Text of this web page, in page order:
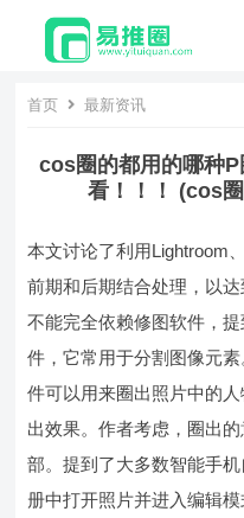
首页 最新资讯
cos圈的都用的哪种
看！！！ (cos
本文讨论了利用Lightroom
前期和后期结合处理，以
不能完全依赖修图软件，
件，它常用于分割图像元
件可以用来圈出照片中的
出效果。作者考虑，圈出
部。提到了大多数智能手
册中打开照片并进入编辑